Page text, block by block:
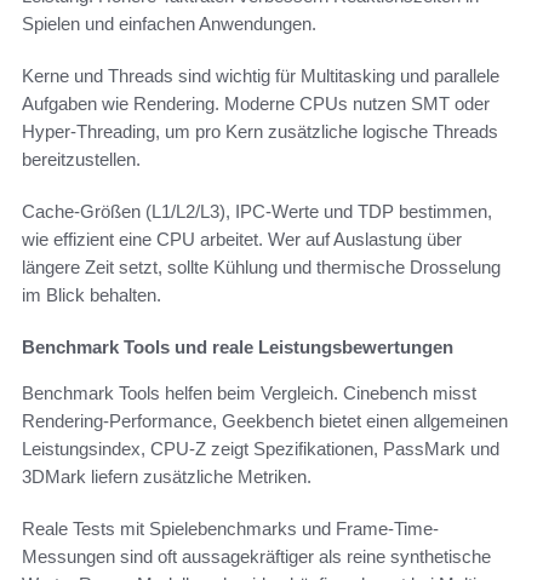
Spielen und einfachen Anwendungen.
Kerne und Threads sind wichtig für Multitasking und parallele
Aufgaben wie Rendering. Moderne CPUs nutzen SMT oder
Hyper-Threading, um pro Kern zusätzliche logische Threads
bereitzustellen.
Cache-Größen (L1/L2/L3), IPC-Werte und TDP bestimmen,
wie effizient eine CPU arbeitet. Wer auf Auslastung über
längere Zeit setzt, sollte Kühlung und thermische Drosselung
im Blick behalten.
Benchmark Tools und reale Leistungsbewertungen
Benchmark Tools helfen beim Vergleich. Cinebench misst
Rendering-Performance, Geekbench bietet einen allgemeinen
Leistungsindex, CPU-Z zeigt Spezifikationen, PassMark und
3DMark liefern zusätzliche Metriken.
Reale Tests mit Spielebenchmarks und Frame-Time-
Messungen sind oft aussagekräftiger als reine synthetische